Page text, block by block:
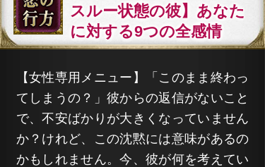
スルー状態の彼】あなた
に対する9つの全感情
【女性専用メニュー】「このまま終わっ
てしまうの？」彼からの返信がないこと
で、不安ばかりが大きくなっていません
か？けれど、この沈黙には意味があるの
かもしれません。今、彼が何を考えてい